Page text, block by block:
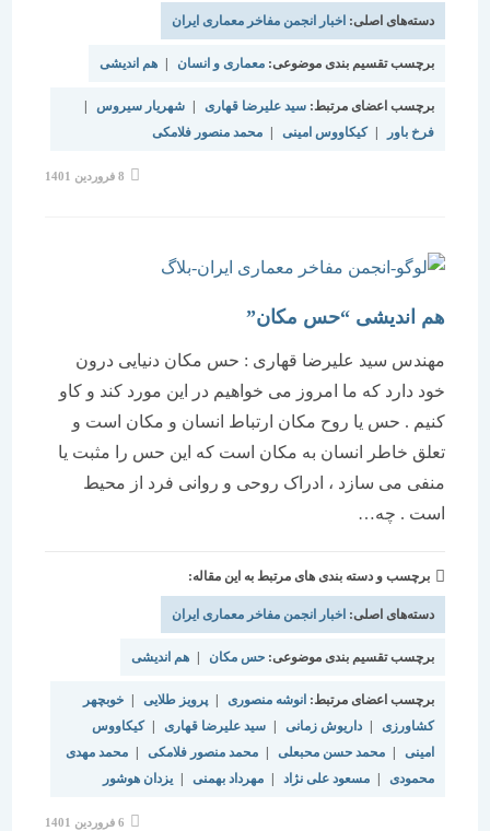
دسته‌های اصلی:اخبار انجمن مفاخر معماری ایران
برچسب تقسیم بندی موضوعی:معماری و انسان هم اندیشی
برچسب اعضای مرتبط: سید علیرضا قهاری | شهریار سیروس |
فرخ باور
کیکاووس امینی | محمد منصور فلامکی
هم اندیشی “حس مکان”
مهندس سید علیرضا قهاری : حس مکان دنیایی درون
خود دارد که ما امروز می خواهیم در این مورد کند و کاو
کنیم . حس یا روح مکان ارتباط انسان و مکان است و
تعلق خاطر انسان به مکان است که این حس را مثبت یا
منفی می سازد ، ادراک روحی و روانی فرد از محیط
است . چه…
برچسب و دسته بندی های مرتبط به این مقاله:
دسته‌های اصلی:اخبار انجمن مفاخر معماری ایران
برچسب تقسیم بندی موضوعی:حس مکان | هم اندیشی
برچسب اعضای مرتبط: انوشه منصوری | پرویز طلایی | خوبچهر
کشاورزی | داریوش زمانی سید علیرضا قهاری | کیکاووس
محمد حسن محبعلی | محمد منصور فلامکی | محمد مهدی
محمودی | مسعود علی نژاد | مهرداد بهمنی | یزدان هوشور